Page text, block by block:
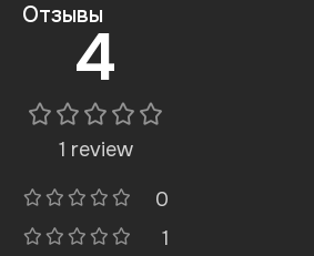
Отзывы
4
1 review
0
1